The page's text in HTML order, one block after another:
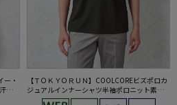
ー・
み
【ＴＯＫＹＯＲＵＮ】COOLCOREビズポロカ
ジュアルインナーシャツ半袖ポロニット素材
ウォッシャブル春夏